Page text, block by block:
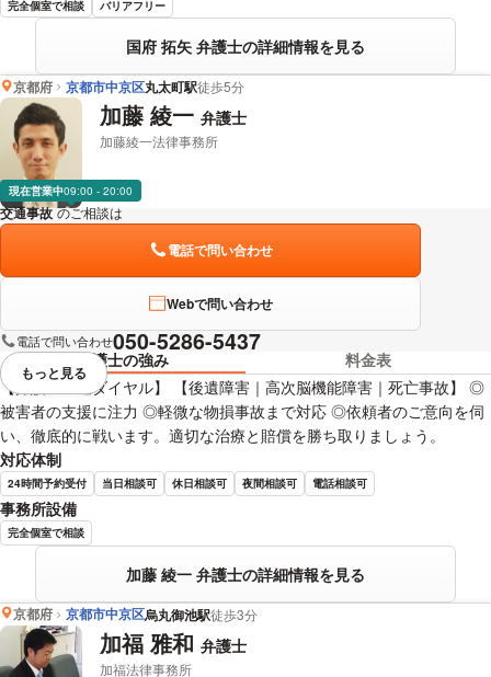
完全個室で相談 バリアフリー
国府 拓矢 弁護士の詳細情報を見る
京都府 京都市中京区丸太町駅徒歩5分
加藤 綾一 弁護士
加藤綾一法律事務所
現在営業中09:00 - 20:00
交通事故 のご相談は
電話で問い合わせ
Webで問い合わせ
電話で問い合わせ050-5286-5437
弁護士の強み
料金表
【弁護士直通ダイヤル】 【後遺障害｜高次脳機能障害｜死亡事故】 ◎
被害者の支援に注力 ◎軽微な物損事故まで対応 ◎依頼者のご意向を伺
い、徹底的に戦います。適切な治療と賠償を勝ち取りましょう。
対応体制
24時間予約受付 当日相談可 休日相談可 夜間相談可 電話相談可
事務所設備
完全個室で相談
加藤 綾一 弁護士の詳細情報を見る
視覚的に省略されている要素を
もっと見る
京都府 京都市中京区烏丸御池駅徒歩3分
加福 雅和 弁護士
加福法律事務所